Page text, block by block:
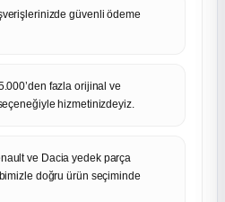
güvenli ödeme
fazla orijinal ve
hizmetinizdeyiz.
ve Dacia yedek parça
doğru ürün seçiminde